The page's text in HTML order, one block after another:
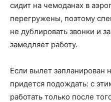
сидит на чемоданах в
перегружены, поэтому
не дублировать звонки и
замедляет работу.
Если вылет запланирован
придется подождать: с
работать только после